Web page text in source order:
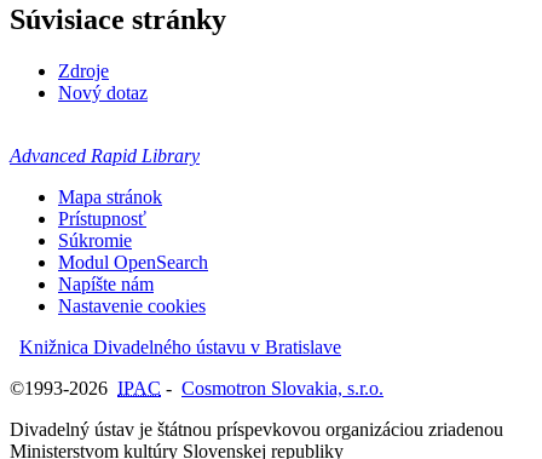
Súvisiace stránky
Zdroje
Nový dotaz
Advanced Rapid Library
Mapa stránok
Prístupnosť
Súkromie
Modul OpenSearch
Napíšte nám
Nastavenie cookies
Knižnica Divadelného ústavu v Bratislave
©1993-2026 IPAC - Cosmotron Slovakia, s.r.o.
Divadelný ústav je štátnou príspevkovou organizáciou zriadenou
Ministerstvom kultúry Slovenskej republiky